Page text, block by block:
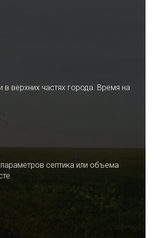
верхних частях города. Время на
септика или объема